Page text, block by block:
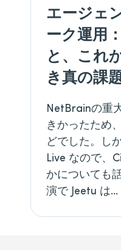
エージェ
ーク運用
と、これ
き真の課
NetBrainの重
きかったため
どでした。し
Live なので、
かについても
演で Jeetu は…